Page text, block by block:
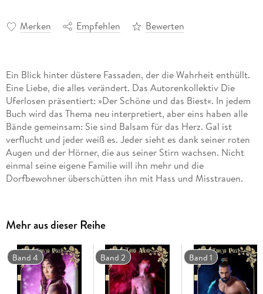
Merken Empfehlen Bewerten
Ein Blick hinter düstere Fassaden, der die Wahrheit enthüllt.
Eine Liebe, die alles verändert. Das Autorenkollektiv Die
Uferlosen präsentiert: »Der Schöne und das Biest«. In jedem
Buch wird das Thema neu interpretiert, aber eins haben alle
Bände gemeinsam: Sie sind Balsam für das Herz. Gal ist
verflucht und jeder weiß es. Jeder sieht es dank seiner roten
Augen und der Hörner, die aus seiner Stirn wachsen. Nicht
einmal seine eigene Familie will ihn mehr und die
Dorfbewohner überschütten ihn mit Hass und Misstrauen.
Schönling, mit dem er so gar nichts gemeinsam hat . . . oder?
Verehrte Leser! Folgt mir! Kommt mit auf eine Reise durch
Krieg, Verrat und Zerstörung! Begebt euch in die Klauen eines
Drachen und in die eisigen Hände eines Frostdämons!
Kämpft mit Schwertern, Äxten und Magie! Und erlebt die
Mehr aus dieser Reihe
Band 4 Band 2 Band 1